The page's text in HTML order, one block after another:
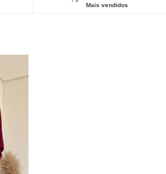
Mais vendidos